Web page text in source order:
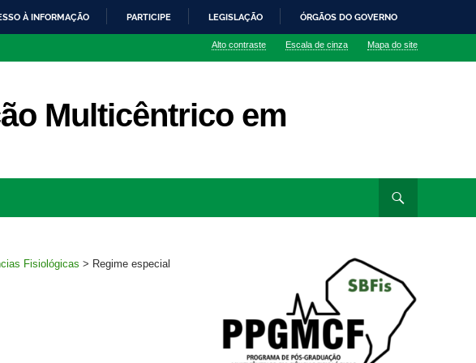
À INFORMAÇÃO PARTICIPE LEGISLAÇÃO ÓRGÃOS DO GOVERNO
Alto contraste Escala de cinza Mapa do site
Multicêntrico em
Fisiológicas > Regime especial